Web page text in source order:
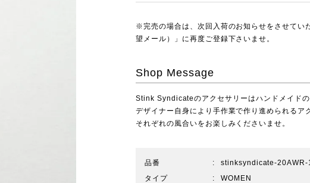
※完売の場合は、次回入荷のお知らせをさせてい
望メール）」に再度ご登録下さいませ。
Shop Message
Stink Syndicateのアクセサリーはハンドメイド
デザイナー自身により手作業で作り進められるア
それぞれの風合いをお楽しみくださいませ。
品番
stinksyndicate-20AWR-1
タイプ
WOMEN